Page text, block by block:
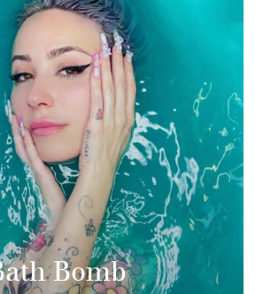
Bomb